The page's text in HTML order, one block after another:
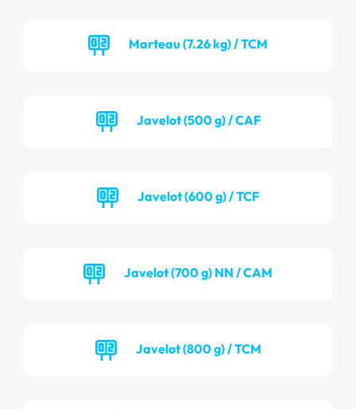
Marteau (7.26 kg) / TCM
Javelot (500 g) / CAF
Javelot (600 g) / TCF
Javelot (700 g) NN / CAM
Javelot (800 g) / TCM